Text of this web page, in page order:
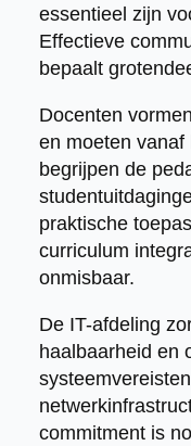
essentieel zijn
Effectieve
bepaalt
Docenten
en moeten
begrijpen de
praktische
curriculum
onmisbaar.
De IT-afdeling
haalbaarheid en
commitment is